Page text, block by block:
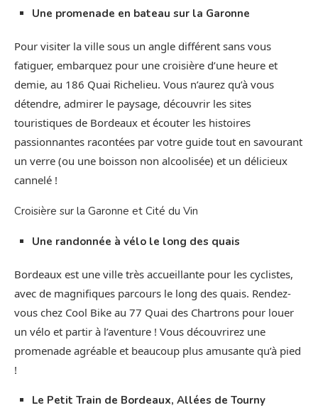
Une promenade en bateau sur la Garonne
Pour visiter la ville sous un angle différent sans vous
fatiguer, embarquez pour une croisière d’une heure et
demie, au 186 Quai Richelieu. Vous n’aurez qu’à vous
détendre, admirer le paysage, découvrir les sites
touristiques de Bordeaux et écouter les histoires
passionnantes racontées par votre guide tout en savourant
un verre (ou une boisson non alcoolisée) et un délicieux
cannelé !
Croisière sur la Garonne et Cité du Vin
Une randonnée à vélo le long des quais
Bordeaux est une ville très accueillante pour les cyclistes,
avec de magnifiques parcours le long des quais. Rendez-
vous chez Cool Bike au 77 Quai des Chartrons pour louer
un vélo et partir à l’aventure ! Vous découvrirez une
promenade agréable et beaucoup plus amusante qu’à pied
!
Le Petit Train de Bordeaux, Allées de Tourny